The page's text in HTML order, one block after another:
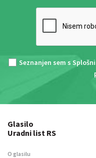
Seznanjen sem s
Glasilo
Uradni list RS
O glasilu